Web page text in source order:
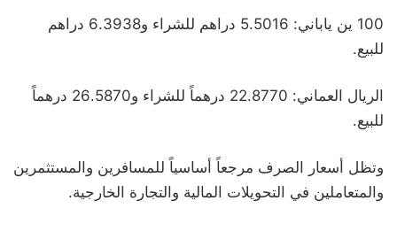
100 ين ياباني: 5.5016 دراهم للشراء و6.3938 دراهم
للبيع.
الريال العماني: 22.8770 درهماً للشراء و26.5870 درهماً
للبيع.
وتظل أسعار الصرف مرجعاً أساسياً للمسافرين والمستثمرين
والمتعاملين في التحويلات المالية والتجارة الخارجية.